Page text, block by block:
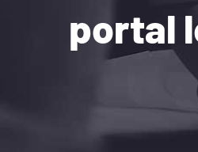
portal